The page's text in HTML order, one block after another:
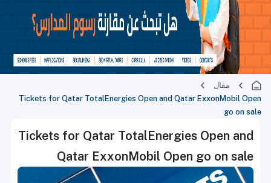
مقال
Tickets for Qatar TotalEnergies Open and Qatar ExxonMobil Open
go on sale
Tickets for Qatar TotalEnergies Open and
Qatar ExxonMobil Open go on sale